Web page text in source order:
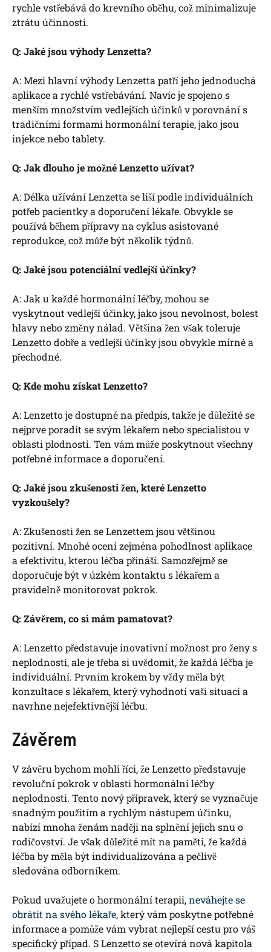
rychle vstřebává do krevního oběhu, což minimalizuje
ztrátu účinnosti.
Q: Jaké jsou výhody Lenzetta?
A: Mezi hlavní výhody Lenzetta patří jeho jednoduchá
aplikace a rychlé vstřebávání. Navíc je spojeno s
menším množstvím vedlejších účinků v porovnání s
tradičními formami hormonální terapie, jako jsou
injekce nebo tablety.
Q: Jak dlouho je možné Lenzetto užívat?
A: Délka užívání Lenzetta se liší podle individuálních
potřeb pacientky a doporučení lékaře. Obvykle se
používá během přípravy na cyklus asistované
reprodukce, což může být několik týdnů.
Q: Jaké jsou potenciální vedlejší účinky?
A: Jak u každé hormonální léčby, mohou se
vyskytnout vedlejší účinky, jako jsou nevolnost, bolest
hlavy nebo změny nálad. Většina žen však toleruje
Lenzetto dobře a vedlejší účinky jsou obvykle mírné a
přechodné.
Q: Kde mohu získat Lenzetto?
A: Lenzetto je dostupné na předpis, takže je důležité se
nejprve poradit se svým lékařem nebo specialistou v
oblasti plodnosti. Ten vám může poskytnout všechny
potřebné informace a doporučení.
Q: Jaké jsou zkušenosti žen, které Lenzetto
vyzkoušely?
A: Zkušenosti žen se Lenzettem jsou většinou
pozitivní. Mnohé ocení zejména pohodlnost aplikace
a efektivitu, kterou léčba přináší. Samozřejmě se
doporučuje být v úzkém kontaktu s lékařem a
pravidelně monitorovat pokrok.
Q: Závěrem, co si mám pamatovat?
A: Lenzetto představuje inovativní možnost pro ženy s
neplodností, ale je třeba si uvědomit, že každá léčba je
individuální. Prvním krokem by vždy měla být
konzultace s lékařem, který vyhodnotí vaši situaci a
navrhne nejefektivnější léčbu.
Závěrem
V závěru bychom mohli říci, že Lenzetto představuje
revoluční pokrok v oblasti hormonální léčby
neplodnosti. Tento nový přípravek, který se vyznačuje
snadným použitím a rychlým nástupem účinku,
nabízí mnoha ženám naději na splnění jejich snu o
rodičovství. Je však důležité mít na paměti, že každá
léčba by měla být individualizována a pečlivě
sledována odborníkem.
Pokud uvažujete o hormonální terapii,neváhejte se
obrátit na svého lékaře, který vám poskytne potřebné
informace a pomůže vám vybrat nejlepší cestu pro váš
specifický případ. S Lenzetto se otevírá nová kapitola